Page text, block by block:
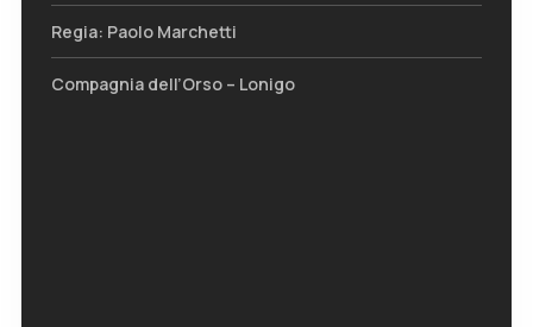
Regia: Paolo Marchetti
Compagnia dell’Orso – Lonigo